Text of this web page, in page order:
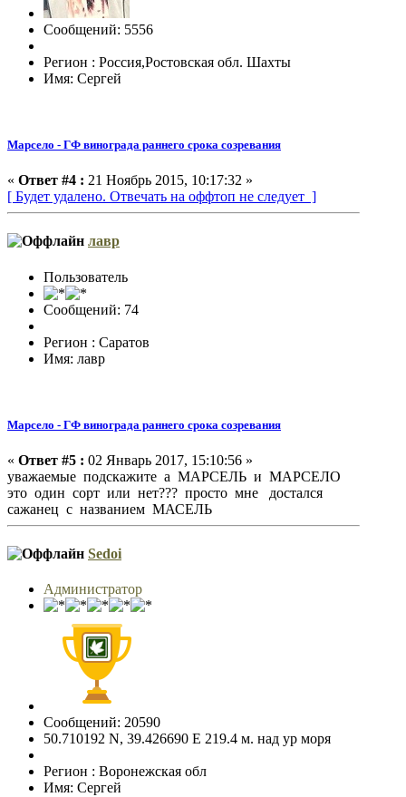
Сообщений: 5556
Регион : Россия,Ростовская обл. Шахты
Имя: Сергей
Марсело - ГФ винограда раннего срока созревания
« Ответ #4 : 21 Ноябрь 2015, 10:17:32 »
[ Будет удалено. Отвечать на оффтоп не следует ]
лавр
Пользователь
Сообщений: 74
Регион : Саратов
Имя: лавр
Марсело - ГФ винограда раннего срока созревания
« Ответ #5 : 02 Январь 2017, 15:10:56 »
уважаемые подскажите а МАРСЕЛЬ и МАРСЕЛО
это один сорт или нет??? просто мне достался
сажанец с названием МАСЕЛЬ
Sedoi
Администратор
Сообщений: 20590
50.710192 N, 39.426690 E 219.4 м. над ур моря
Регион : Воронежская обл
Имя: Сергей